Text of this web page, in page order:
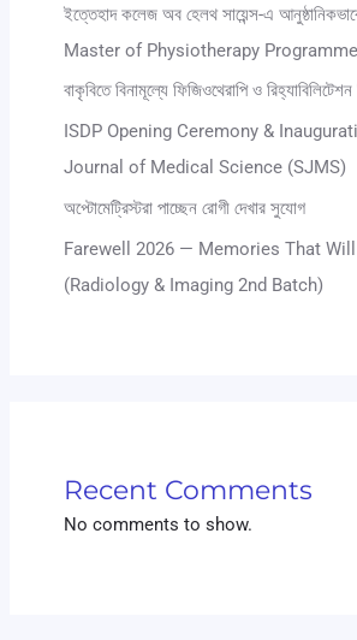
ইত্তেহাদ কলেজ অব হেলথ সায়েন্স-এ
Master of Physiotherapy Programme
বাকৃবিতে বিনামূল্যে ফিজিওথেরাপি ও রিহ্যাবিলিটেশন
ISDP Opening Ceremony &
Journal of Medical Science (SJMS)
অপ্টোমেট্রিস্টরা পাচ্ছেন রোগী দেখার সুযোগ
Farewell 2026 — Memories That
(Radiology & Imaging 2nd Batch)
Recent Comments
No comments to show.